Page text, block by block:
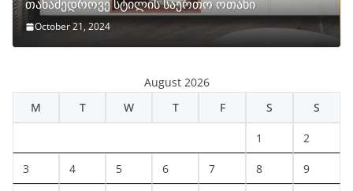
თანამედროვე სტილის საერთო ოთახი
October 21, 2024
August 2026
M
T W T F S S
1 2
3 4 5 6 7 8 9